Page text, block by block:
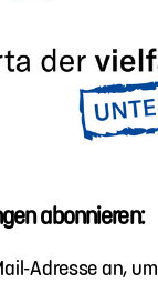
abonnieren:
Adresse an, um